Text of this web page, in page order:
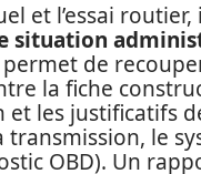
et l’essai
situation
de
la fiche
et les justificatifs
le
OBD). Un